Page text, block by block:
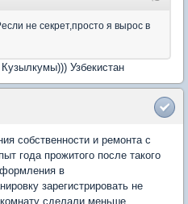
не секрет,просто я вырос в
Узбекистан
собственности и ремонта с
года прожитого после такого
в
зарегистрировать не
сделали меньше